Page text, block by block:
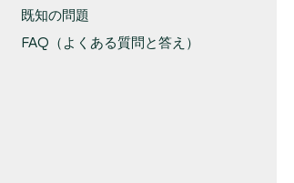
既知の問題
FAQ（よくある質問と答え）